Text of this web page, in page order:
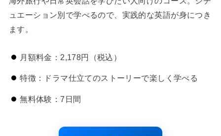
ュエーション別で学べるので、実践的な英語が身につき
ます。
月額料金：2,178円（税込）
特徴：ドラマ仕立てのストーリーで楽しく学べる
無料体験：7日間